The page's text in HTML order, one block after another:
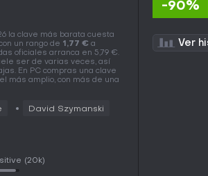
la clave más barata cuesta
un rango de 1,77 € a
oficiales arranca en 5,79 €.
ser de varias veces, así
En PC compras una clave
más amplio, con más de una
David Szymanski
(20k)
-90%
Ver